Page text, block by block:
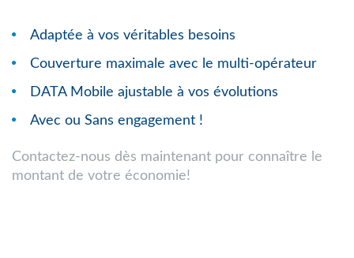
Adaptée à vos véritables besoins
Couverture maximale avec le multi-opérateur
DATA Mobile ajustable à vos évolutions
Avec ou Sans engagement !
Contactez-nous dès maintenant pour connaître le
montant de votre économie!